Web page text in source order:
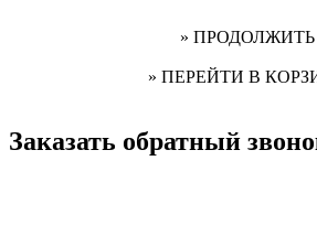
» ПРОДОЛЖИТЬ
» ПЕРЕЙТИ В
Заказать обратный